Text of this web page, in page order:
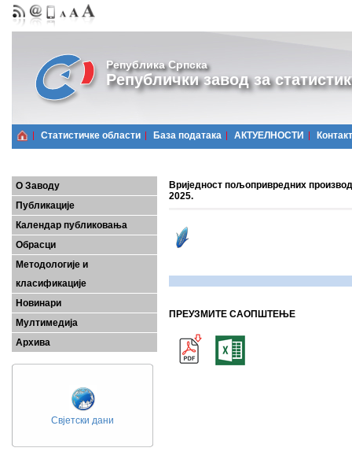
Република Српска
Републички завод за
Статистичке области Базa података АКТУЕЛНОСТИ Контакт
О Заводу
Публикације
Календар публиковања
Обрасци
Методологије и
класификације
Новинари
Мултимедија
Архива
Свјетски дани
Вриједност пољопривредних
2025.
ПРЕУЗМИТЕ САОПШТЕЊЕ